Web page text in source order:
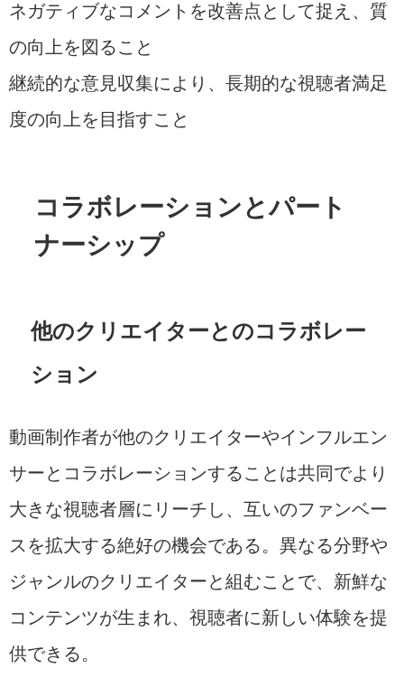
ネガティブなコメントを改善点として捉え、質
の向上を図ること
継続的な意見収集により、長期的な視聴者満足
度の向上を目指すこと
コラボレーションとパート
ナーシップ
他のクリエイターとのコラボレー
ション
動画制作者が他のクリエイターやインフルエン
サーとコラボレーションすることは共同でより
大きな視聴者層にリーチし、互いのファンベー
スを拡大する絶好の機会である。異なる分野や
ジャンルのクリエイターと組むことで、新鮮な
コンテンツが生まれ、視聴者に新しい体験を提
供できる。